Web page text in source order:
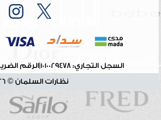
السجل التجاري: 1010029478 |الرقم الضريبي:
نظارات السلمان © 2026